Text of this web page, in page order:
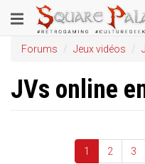
au
contenu
principal
Toggle
navigation
Forums Jeux vidéos
JVs online
1 2 3